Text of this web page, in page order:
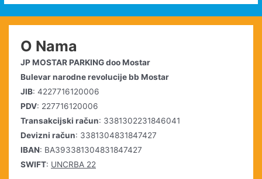
O Nama
JP MOSTAR PARKING doo Mostar
Bulevar narodne revolucije bb Mostar
JIB: 4227716120006
PDV: 227716120006
Transakcijski račun: 3381302231846041
Devizni račun: 3381304831847427
IBAN: BA393381304831847427
SWIFT: UNCRBA 22